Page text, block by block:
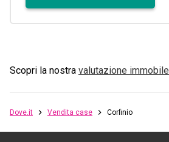
Scopri la nostra valutazione immobile
Dove.it Vendita case Corfinio